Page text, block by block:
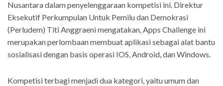
Nusantara dalam penyelenggaraan kompetisi ini. Direktur
Eksekutif Perkumpulan Untuk Pemilu dan Demokrasi
(Perludem) Titi Anggraeni mengatakan, Apps Challenge ini
merupakan perlombaan membuat aplikasi sebagai alat bantu
sosialisasi dengan basis operasi IOS, Android, dan Windows.
Kompetisi terbagi menjadi dua kategori, yaitu umum dan